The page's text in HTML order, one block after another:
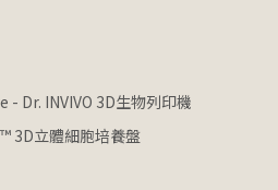
- Dr. INVIVO 3D生物列印機
3D立體細胞培養盤